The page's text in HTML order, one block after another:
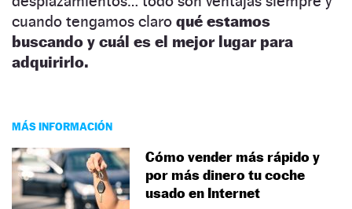
cuando tengamos claro qué estamos
buscando y cuál es el mejor lugar para
adquirirlo.
MÁS INFORMACIÓN
Cómo vender más rápido y
por más dinero tu coche
usado en Internet